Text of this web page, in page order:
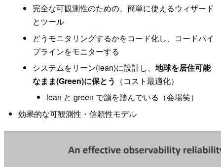
完全な可観測性のための、簡単に使えるウィザード
とツール
どうモニタリングするかをコード化し、コードパイ
プラインをモニターする
システムをリーン(lean)に設計し、 地球を居住可能
なまま(Green)に保とう （コスト最適化）
lean と green で韻を踏んでいる（会場笑）
効果的な可観測性・信頼性モデル